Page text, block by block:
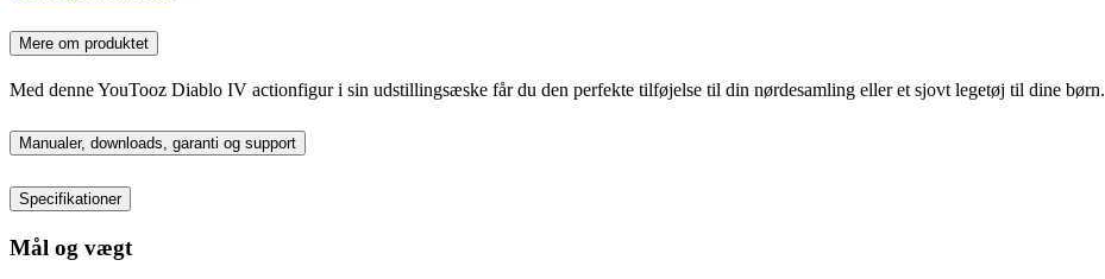
Mere om produktet
Med denne YouTooz Diablo IV actionfigur i sin udstillingsæske får du den perfekte tilføjelse til din nørdesamling eller et sjovt legetøj til dine børn.
Manualer, downloads, garanti og support
Specifikationer
Mål og vægt